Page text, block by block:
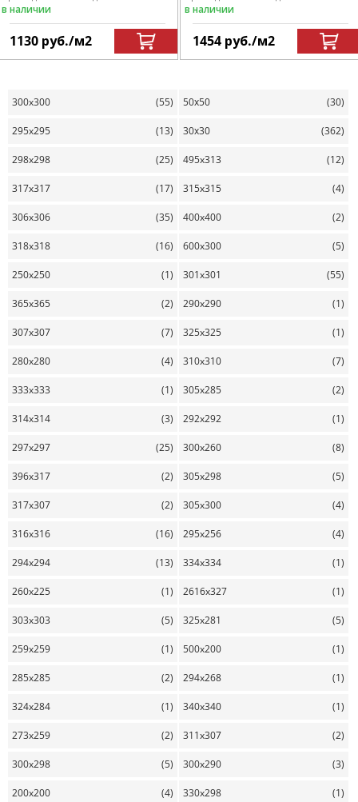
в наличии
1130 руб./м2
в наличии
1454 руб./м2
300x300 (55) 50х50 (30)
295x295 (13) 30х30 (362)
298x298 (25) 495x313 (12)
317x317 (17) 315x315 (4)
306x306 (35) 400x400 (2)
318x318 (16) 600x300 (5)
250x250 (1) 301x301 (55)
365x365 (2) 290x290 (1)
307x307 (7) 325x325 (1)
280x280 (4) 310x310 (7)
333x333 (1) 305x285 (2)
314x314 (3) 292x292 (1)
297x297 (25) 300x260 (8)
396x317 (2) 305x298 (5)
317x307 (2) 305x300 (4)
316x316 (16) 295x256 (4)
294x294 (13) 334x334 (1)
260x225 (1) 2616x327 (1)
303x303 (5) 325x281 (5)
259x259 (1) 500x200 (1)
285x285 (2) 294x268 (1)
324x284 (1) 340x340 (1)
273x259 (2) 311x307 (2)
300x298 (5) 300x290 (3)
200x200 (4) 330x298 (1)